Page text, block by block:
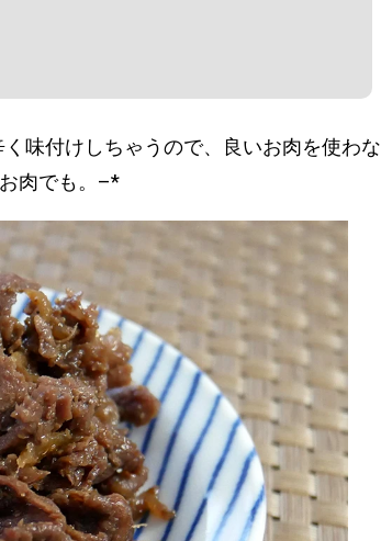
味付けしちゃうので、良いお肉を使わな
肉でも。–*